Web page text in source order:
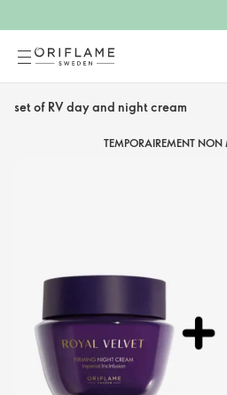
set of RV day and night cream
TEMPORAIREMENT NON